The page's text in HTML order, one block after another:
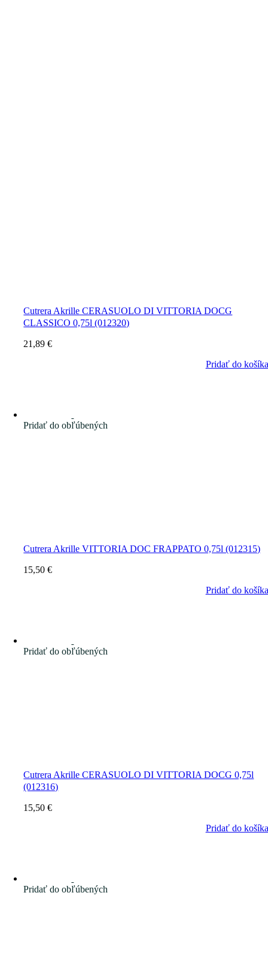
Cutrera Akrille CERASUOLO DI VITTORIA DOCG
CLASSICO 0,75l (012320)
21,89€
Pridať do košíka
Pridať do obľúbených
Cutrera Akrille VITTORIA DOC FRAPPATO 0,75l (012315)
15,50€
Pridať do košíka
Pridať do obľúbených
Cutrera Akrille CERASUOLO DI VITTORIA DOCG 0,75l
(012316)
15,50€
Pridať do košíka
Pridať do obľúbených